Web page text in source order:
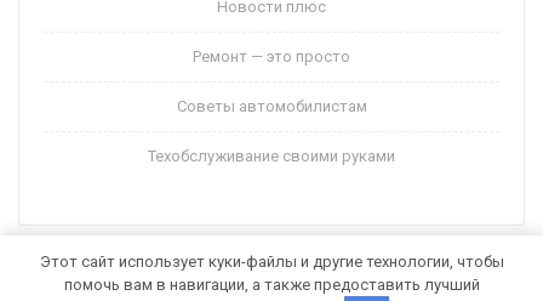
Новости плюс
Ремонт — это просто
Советы автомобилистам
Техобслуживание своими руками
Этот сайт использует куки-файлы и другие технологии, чтобы
помочь вам в навигации, а также предоставить лучший